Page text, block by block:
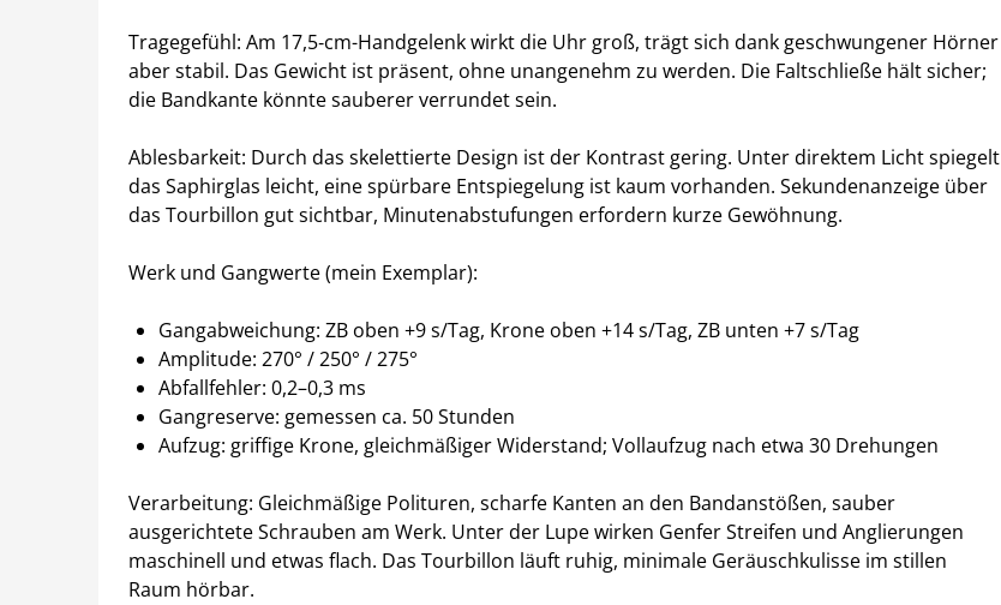
Tragegefühl: Am 17,5‑cm-Handgelenk wirkt die Uhr groß, trägt sich dank geschwungener Hörner
aber stabil. Das Gewicht ist präsent, ohne unangenehm zu werden. Die Faltschließe hält sicher;
die Bandkante könnte sauberer verrundet sein.
Ablesbarkeit: Durch das skelettierte Design ist der Kontrast gering. Unter direktem Licht spiegelt
das Saphirglas leicht, eine spürbare Entspiegelung ist kaum vorhanden. Sekundenanzeige über
das Tourbillon gut sichtbar, Minutenabstufungen erfordern kurze Gewöhnung.
Werk und Gangwerte (mein Exemplar):
Gangabweichung: ZB oben +9 s/Tag, Krone oben +14 s/Tag, ZB unten +7 s/Tag
Amplitude: 270° / 250° / 275°
Abfallfehler: 0,2–0,3 ms
Gangreserve: gemessen ca. 50 Stunden
Aufzug: griffige Krone, gleichmäßiger Widerstand; Vollaufzug nach etwa 30 Drehungen
Verarbeitung: Gleichmäßige Polituren, scharfe Kanten an den Bandanstößen, sauber
ausgerichtete Schrauben am Werk. Unter der Lupe wirken Genfer Streifen und Anglierungen
maschinell und etwas flach. Das Tourbillon läuft ruhig, minimale Geräuschkulisse im stillen
Raum hörbar.